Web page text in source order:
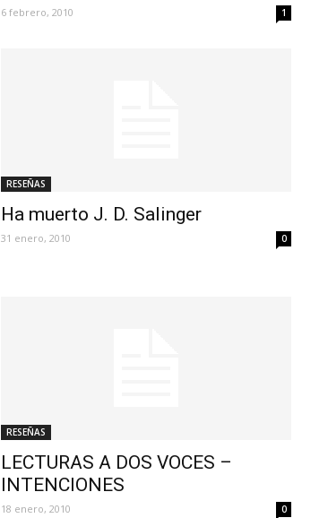
6 febrero, 2010 1
RESEÑAS
Ha muerto J. D. Salinger
31 enero, 2010 0
RESEÑAS
LECTURAS A DOS VOCES –
INTENCIONES
18 enero, 2010 0